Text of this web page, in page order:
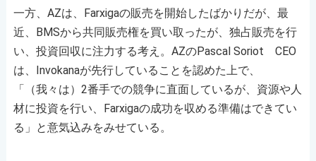
一方、AZは、Farxigaの販売を開始したばかりだが、最
近、BMSから共同販売権を買い取ったが、独占販売を行
い、投資回収に注力する考え。AZのPascal Soriot CEO
は、Invokanaが先行していることを認めた上で、
「（我々は）2番手での競争に直面しているが、資源や人
材に投資を行い、Farxigaの成功を収める準備はできてい
る」と意気込みをみせている。